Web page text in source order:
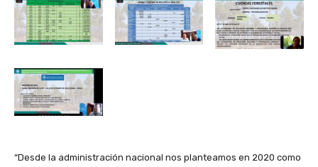
“Desde la administración nacional nos planteamos en 2020 como